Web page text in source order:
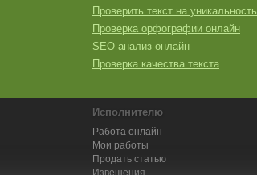
Проверить текст на уникальность
Проверка орфографии онлайн
SEO анализ онлайн
Проверка качества текста
Исполнителю
Работа онлайн
Мои работы
Продать статью
Извещения